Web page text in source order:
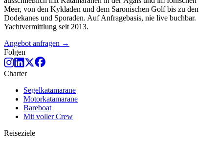
Meer, von den Kykladen und dem Saronischen Golf bis zu den
Dodekanes und Sporaden. Auf Anfragebasis, nie live buchbar.
Yachtvermittlung seit 2013.
Angebot anfragen →
Folgen
Charter
Segelkatamarane
Motorkatamarane
Bareboat
Mit voller Crew
Reiseziele